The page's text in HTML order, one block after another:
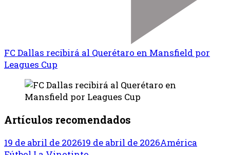
FC Dallas recibirá al Querétaro en Mansfield por
Leagues Cup
Artículos recomendados
19 de abril de 202619 de abril de 2026América